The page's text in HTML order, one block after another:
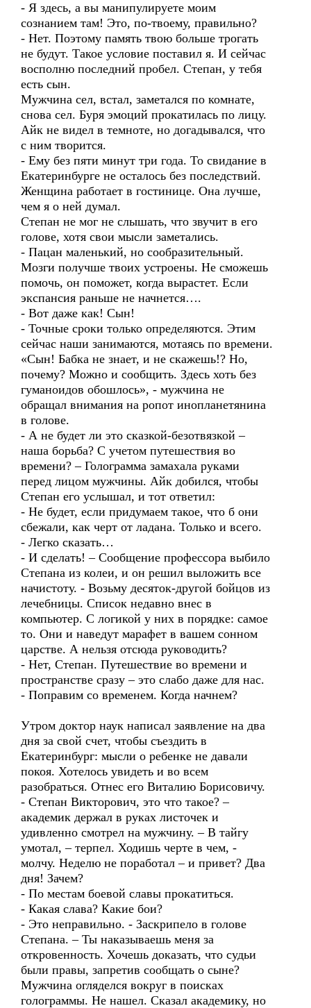
- Я здесь, а вы манипулируете моим
сознанием там! Это, по-твоему, правильно?
- Нет. Поэтому память твою больше трогать
не будут. Такое условие поставил я. И сейчас
восполню последний пробел. Степан, у тебя
есть сын.
Мужчина сел, встал, заметался по комнате,
снова сел. Буря эмоций прокатилась по лицу.
Айк не видел в темноте, но догадывался, что
с ним творится.
- Ему без пяти минут три года. То свидание в
Екатеринбурге не осталось без последствий.
Женщина работает в гостинице. Она лучше,
чем я о ней думал.
Степан не мог не слышать, что звучит в его
голове, хотя свои мысли заметались.
- Пацан маленький, но сообразительный.
Мозги получше твоих устроены. Не сможешь
помочь, он поможет, когда вырастет. Если
экспансия раньше не начнется….
- Вот даже как! Сын!
- Точные сроки только определяются. Этим
сейчас наши занимаются, мотаясь по времени.
«Сын! Бабка не знает, и не скажешь!? Но,
почему? Можно и сообщить. Здесь хоть без
гуманоидов обошлось», - мужчина не
обращал внимания на ропот инопланетянина
в голове.
- А не будет ли это сказкой-безотвязкой –
наша борьба? С учетом путешествия во
времени? – Голограмма замахала руками
перед лицом мужчины. Айк добился, чтобы
Степан его услышал, и тот ответил:
- Не будет, если придумаем такое, что б они
сбежали, как черт от ладана. Только и всего.
- Легко сказать…
- И сделать! – Сообщение профессора выбило
Степана из колеи, и он решил выложить все
начистоту. - Возьму десяток-другой бойцов из
лечебницы. Список недавно внес в
компьютер. С логикой у них в порядке: самое
то. Они и наведут марафет в вашем сонном
царстве. А нельзя отсюда руководить?
- Нет, Степан. Путешествие во времени и
пространстве сразу – это слабо даже для нас.
- Поправим со временем. Когда начнем?
Утром доктор наук написал заявление на два
дня за свой счет, чтобы съездить в
Екатеринбург: мысли о ребенке не давали
покоя. Хотелось увидеть и во всем
разобраться. Отнес его Виталию Борисовичу.
- Степан Викторович, это что такое? –
академик держал в руках листочек и
удивленно смотрел на мужчину. – В тайгу
умотал, – терпел. Ходишь черте в чем, -
молчу. Неделю не поработал – и привет? Два
дня! Зачем?
- По местам боевой славы прокатиться.
- Какая слава? Какие бои?
- Это неправильно. - Заскрипело в голове
Степана. – Ты наказываешь меня за
откровенность. Хочешь доказать, что судьи
были правы, запретив сообщать о сыне?
Мужчина огляделся вокруг в поисках
голограммы. Не нашел. Сказал академику, но